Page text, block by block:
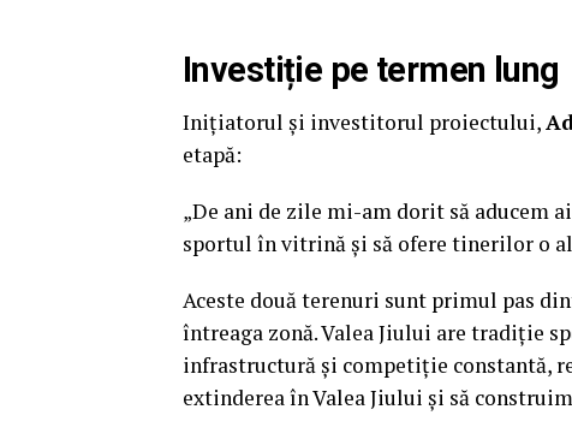
Investiție pe termen lung
Inițiatorul și investitorul proiectului,
etapă:
„De ani de zile mi-am dorit să aducem
sportul în vitrină și să ofere tinerilor o
Aceste două terenuri sunt primul pas
întreaga zonă. Valea Jiului are tradiție
infrastructură și competiție constantă,
extinderea în Valea Jiului și să